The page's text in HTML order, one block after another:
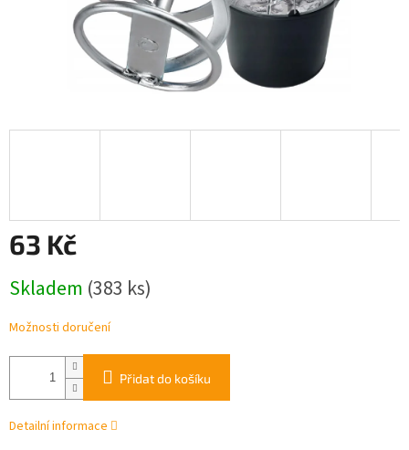
63 Kč
cena:
Skladem (383 ks)
Možnosti doručení
Přidat do košíku
Detailní informace